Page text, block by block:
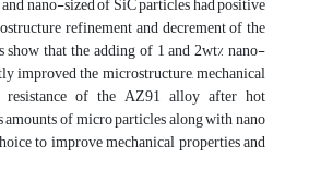
refinement and decrement of the
that the adding of 1 and 2wt% nano-
improved the microstructure, mechanical
resistance of the AZ91 alloy after hot
amounts of micro particles along with nano
to improve mechanical properties and